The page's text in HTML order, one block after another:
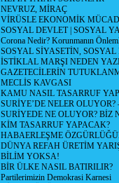
NEVRUZ, MİRAÇ
VİRÜSLE EKONOMİK
SOSYAL DEVLET | SOSYAL
Corona Nedir? Korunmanın
SOSYAL SİYASETİN,
İSTİKLAL MARŞI NEDEN
GAZETECİLERİN
MECLİS KAVGASI
KAMU NASIL TASARRUF
SURİYE’DE NELER OLUYOR?
SURİYEDE NE OLUYOR? BİZ
KİM TASARRUF YAPACAK?
HABAERLEŞME
DÜNYA REFAH ÜRETİM
BİLİM YOKSA!
BİR ÜLKE NASIL BATIRILIR?
Partilerimizin Demokrasi Karnesi